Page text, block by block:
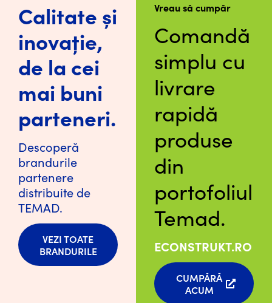
Vreau să cumpăr
Comandă
simplu cu
livrare
rapidă
produse
din
portofoliul
Temad.
ECONSTRUKT.RO
CUMPĂRĂ
ACUM
Calitate și
inovație,
de la cei
mai buni
parteneri.
Descoperă
brandurile
partenere
distribuite de
TEMAD.
VEZI TOATE
BRANDURILE